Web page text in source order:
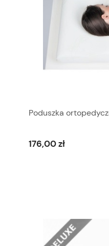
Poduszka
176,00 zł